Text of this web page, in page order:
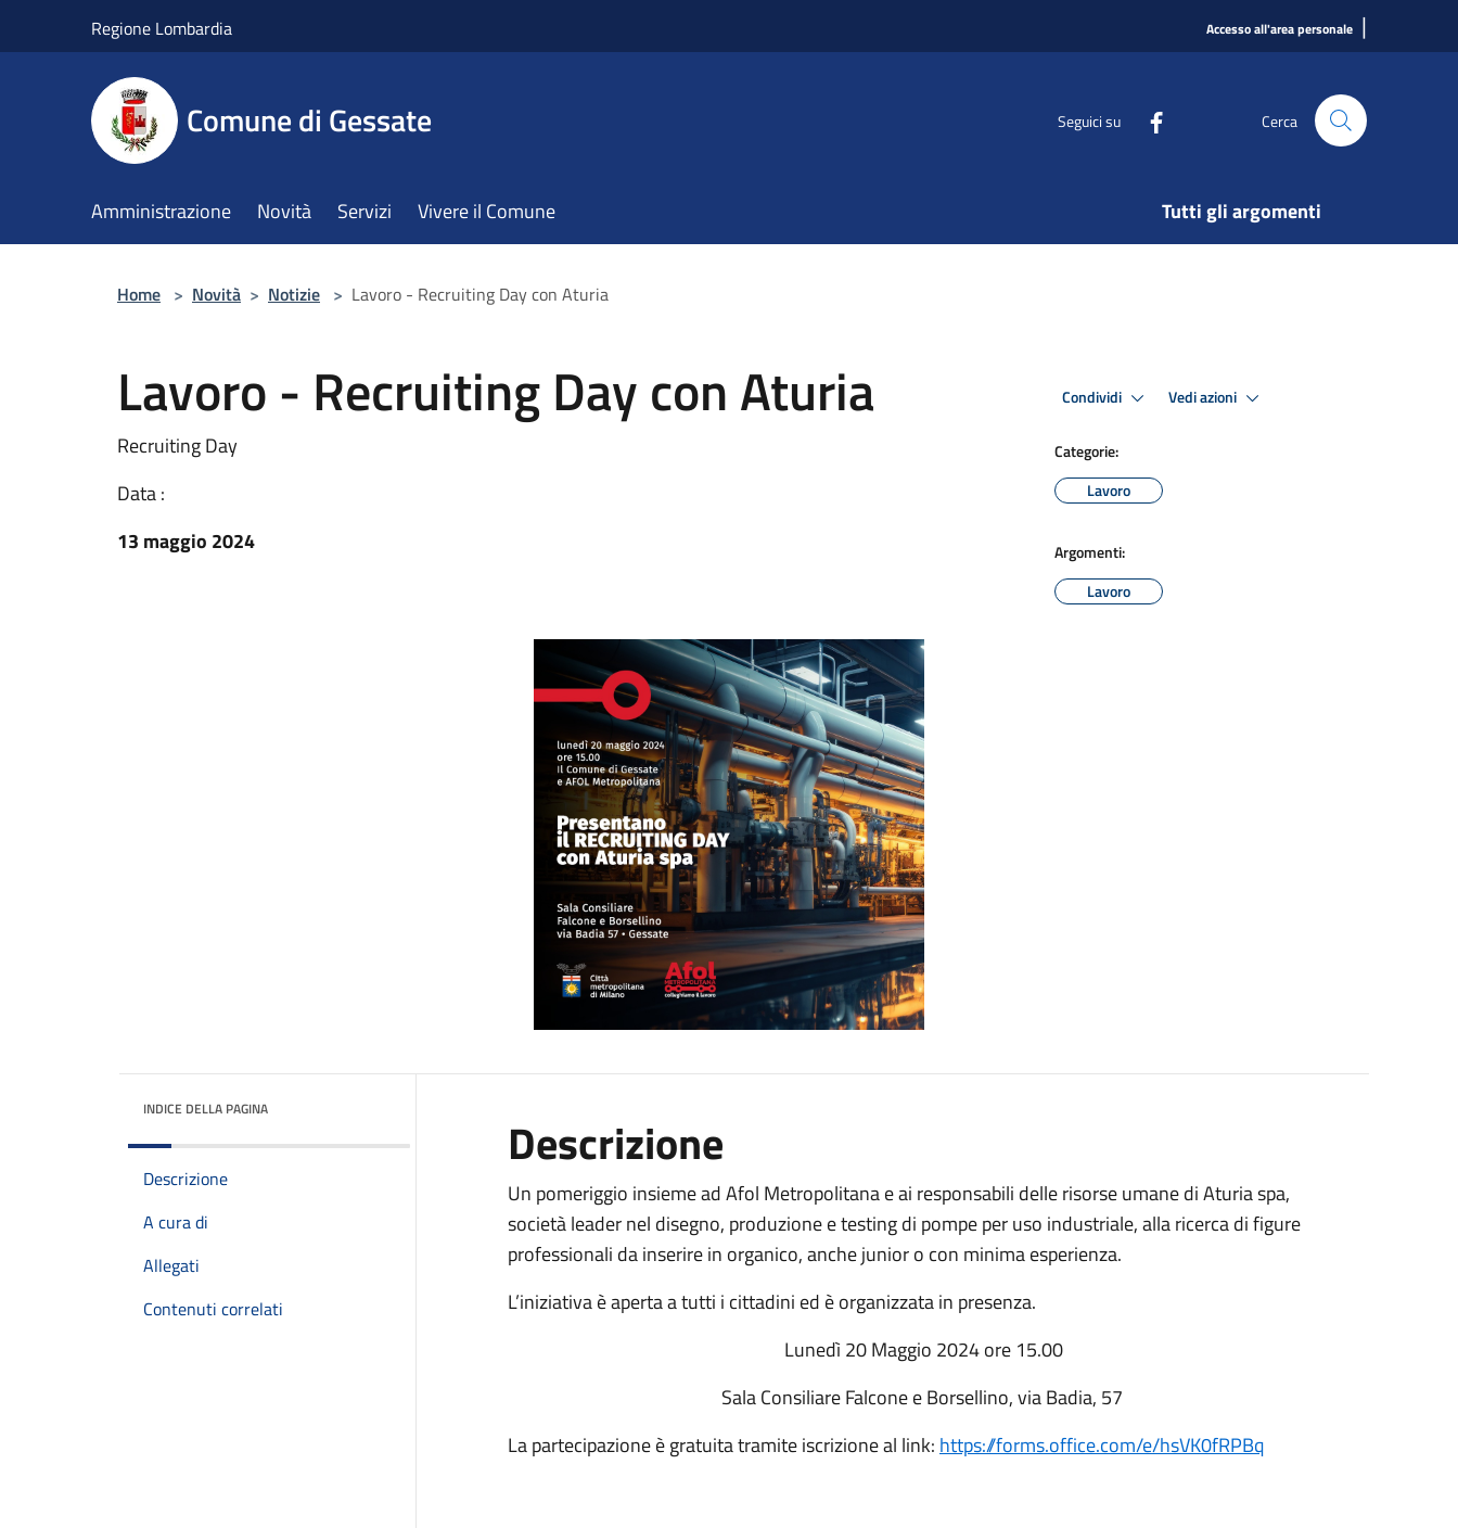
Regione Lombardia Accesso all'area personale |
Comune di Gessate Seguici su Cerca
Amministrazione Novità Servizi Vivere il Comune Tutti gli argomenti
Home > Novità > Notizie > Lavoro - Recruiting Day con Aturia
Lavoro - Recruiting Day con Aturia
Recruiting Day
Data :
13 maggio 2024
Condividi Vedi azioni
Categorie:
Lavoro
Argomenti:
Lavoro
INDICE DELLA PAGINA
Descrizione
A cura di
Allegati
Contenuti correlati
Descrizione
Un pomeriggio insieme ad Afol Metropolitana e ai responsabili delle risorse umane di Aturia spa,
società leader nel disegno, produzione e testing di pompe per uso industriale, alla ricerca di figure
professionali da inserire in organico, anche junior o con minima esperienza.
L’iniziativa è aperta a tutti i cittadini ed è organizzata in presenza.
Lunedì 20 Maggio 2024 ore 15.00
Sala Consiliare Falcone e Borsellino, via Badia, 57
La partecipazione è gratuita tramite iscrizione al link: https://forms.office.com/e/hsVK0fRPBq